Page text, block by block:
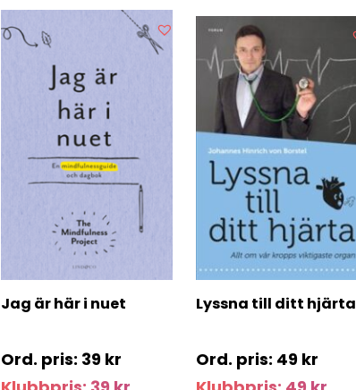
Jag är här i nuet
39 kr
Lyssna till ditt hjärta
49 kr